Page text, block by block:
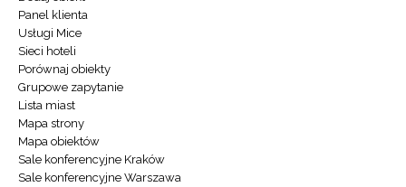
Panel klienta
Usługi Mice
Sieci hoteli
Porównaj obiekty
Grupowe zapytanie
Lista miast
Mapa strony
Mapa obiektów
Sale konferencyjne Kraków
Sale konferencyjne Warszawa